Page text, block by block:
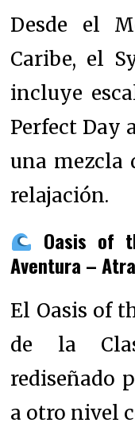
Desde el
Caribe, el
incluye
Perfect Day
una mezcla
relajación.
Oasis of
Aventura –
El Oasis of
de la
rediseñado
a otro nivel